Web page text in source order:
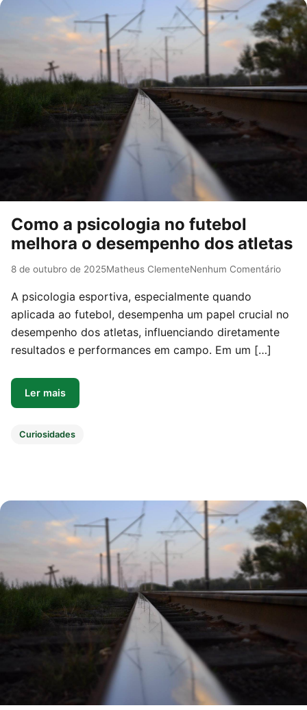
Como a psicologia no futebol
melhora o desempenho dos atletas
8 de outubro de 2025Matheus ClementeNenhum Comentário
A psicologia esportiva, especialmente quando
aplicada ao futebol, desempenha um papel crucial no
desempenho dos atletas, influenciando diretamente
resultados e performances em campo. Em um […]
Ler mais
Curiosidades